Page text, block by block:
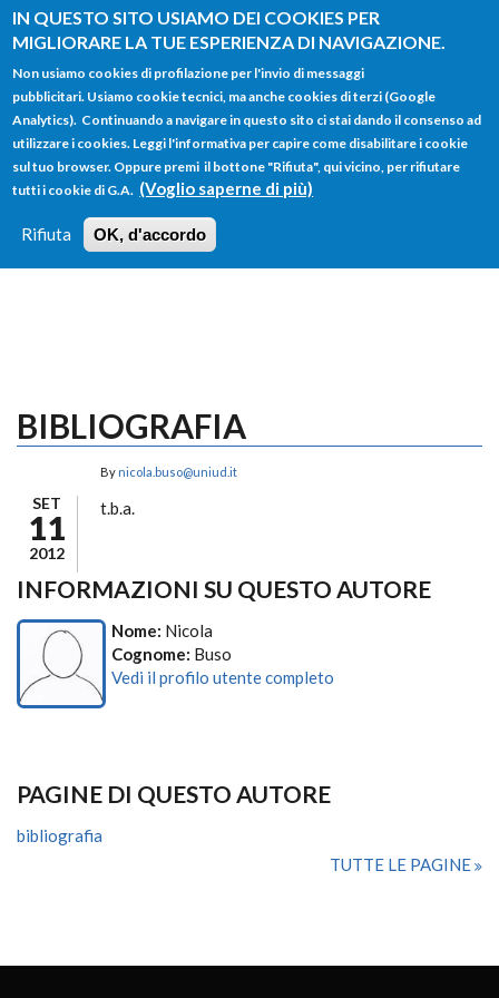
IN QUESTO SITO USIAMO DEI COOKIES PER
MIGLIORARE LA TUE ESPERIENZA DI NAVIGAZIONE.
Non usiamo cookies di profilazione per l'invio di messaggi
pubblicitari. Usiamo cookie tecnici, ma anche cookies di terzi (Google
Analytics). Continuando a navigare in questo sito ci stai dando il consenso ad
utilizzare i cookies. Leggi l'informativa per capire come disabilitare i cookie
sul tuo browser. Oppure premi il bottone "Rifiuta", qui vicino, per rifiutare
tutti i cookie di G.A. (Voglio saperne di più)
Rifiuta OK, d'accordo
Salta al contenuto principale
FORM
DI
RICERCA
Main menu
HOME TUTTI I PROFILI
LOGIN
BIBLIOGRAFIA
SET
11
2012
By nicola.buso@uniud.it
t.b.a.
INFORMAZIONI SU QUESTO AUTORE
Nome: Nicola
Cognome: Buso
Vedi il profilo utente completo
PAGINE DI QUESTO AUTORE
bibliografia
TUTTE LE PAGINE